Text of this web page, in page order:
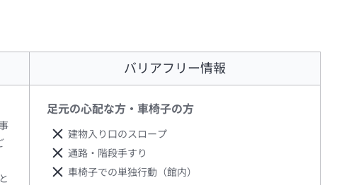
バリアフリー情報
足元の心配な方・車椅子の方
建物入り口のスロープ
通路・階段手すり
車椅子での単独行動（館内）